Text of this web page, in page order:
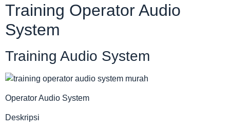
Training Operator Audio
System
Training Audio System
Operator Audio System
Deskripsi